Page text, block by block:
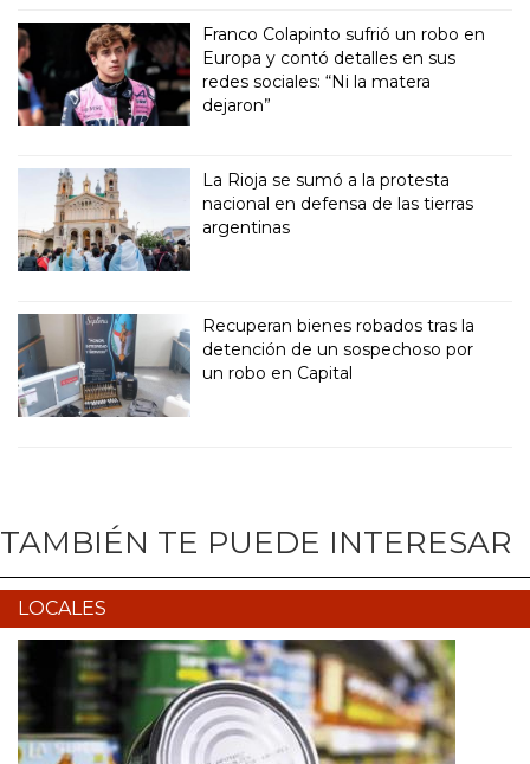
Franco Colapinto sufrió un robo en
Europa y contó detalles en sus
redes sociales: “Ni la matera
dejaron”
La Rioja se sumó a la protesta
nacional en defensa de las tierras
argentinas
Recuperan bienes robados tras la
detención de un sospechoso por
un robo en Capital
TAMBIÉN TE PUEDE INTERESAR
LOCALES